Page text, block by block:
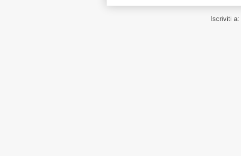
Iscriviti a: